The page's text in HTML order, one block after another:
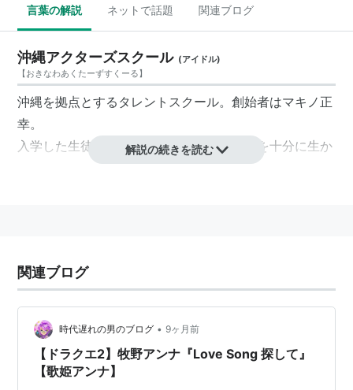
言葉の解説 ネットで話題 関連ブログ
沖縄アクターズスクール (アイドル)
【おきなわあくたーずすくーる】
沖縄を拠点とするタレントスクール。創始者はマキノ正
幸。
入学した生徒全員に対し、それぞれの個性を十分に生か
してタレントデビューのチャンスを与える。
クールが作られるようになり、一方で
出した。
現在は、
マキノ 氏によって沖縄に
ドリームプラネットイ
ンターナショナルスクール
が運営される。
解説の続きを読む
関連ブログ
時代遅れの男のブログ • 9ヶ月前
【ドラクエ2】牧野アンナ『Love Song 探して』
【歌姫アンナ】